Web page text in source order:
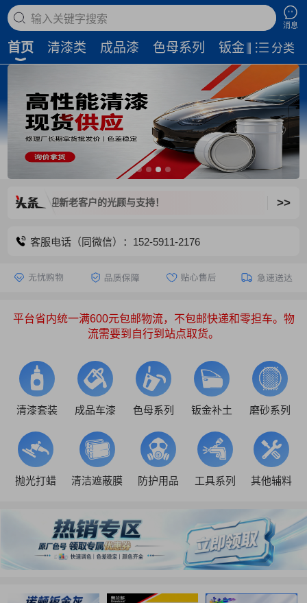
搜索商品
消息
首页 清漆类 成品漆 色母系列 钣金补土 磨
分类
欢迎新老客户的光顾与支持！ >>
客服电话（同微信）：152-5911-2176
平台省内统一满600元包邮物流，不包邮快递和零担车。物
流需要到自行到站点取货。
清漆套装 成品车漆 色母系列 钣金补土 磨砂系列
抛光打蜡 清洁遮蔽膜 防护用品 工具系列 其他辅料